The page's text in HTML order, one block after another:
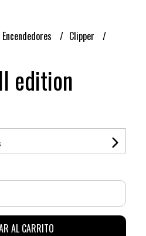
Encendedores
Clipper
edition
AL CARRITO